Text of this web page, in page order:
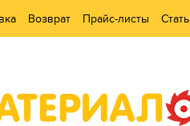
Возврат Прайс-листы